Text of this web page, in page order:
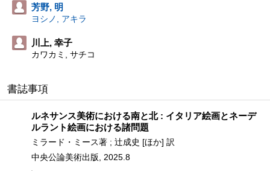
芳野, 明
ヨシノ, アキラ
川上, 幸子
カワカミ, サチコ
書誌事項
ルネサンス美術における南と北 : イタリア絵画とネーデ
ルラント絵画における諸問題
ミラード・ミース著 ; 辻成史 [ほか] 訳
中央公論美術出版, 2025.8